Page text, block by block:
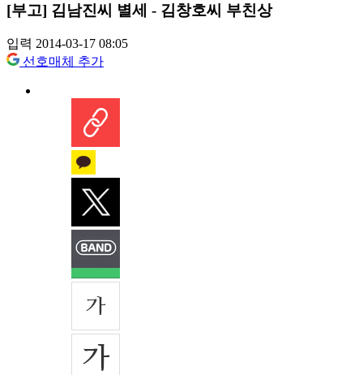
[부고] 김남진씨 별세 - 김창호씨 부친상
입력 2014-03-17 08:05
선호매체 추가